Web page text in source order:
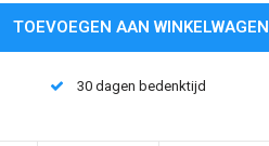
TOEVOEGEN AAN WINKELWAGEN
30 dagen bedenktijd